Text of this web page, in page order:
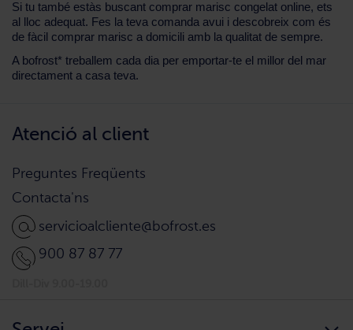
Si tu també estàs buscant comprar marisc congelat online, ets
al lloc adequat. Fes la teva comanda avui i descobreix com és
de fàcil comprar marisc a domicili amb la qualitat de sempre.
A bofrost* treballem cada dia per emportar-te el millor del mar
directament a casa teva.
Atenció al client
Preguntes Freqüents
Contacta'ns
servicioalcliente@bofrost.es
900 87 87 77